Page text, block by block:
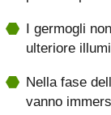
I germogli
ulteriore
Nella fase
vanno